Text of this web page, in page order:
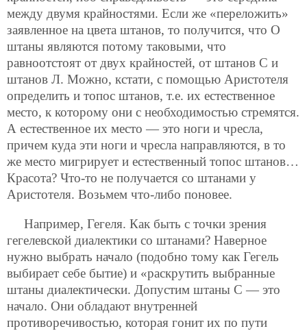
между двумя крайностями. Если же «переложить»
заявленное на цвета штанов, то получится, что О
штаны являются потому таковыми, что
равноотстоят от двух крайностей, от штанов С и
штанов Л. Можно, кстати, с помощью Аристотеля
определить и топос штанов, т.е. их естественное
место, к которому они с необходимостью стремятся.
А естественное их место — это ноги и чресла,
причем куда эти ноги и чресла направляются, в то
же место мигрирует и естественный топос штанов…
Красота? Что-то не получается со штанами у
Аристотеля. Возьмем что-либо поновее.
Например, Гегеля. Как быть с точки зрения
гегелевской диалектики со штанами? Наверное
нужно выбрать начало (подобно тому как Гегель
выбирает себе бытие) и «раскрутить выбранные
штаны диалектически. Допустим штаны С — это
начало. Они обладают внутренней
противоречивостью, которая гонит их по пути